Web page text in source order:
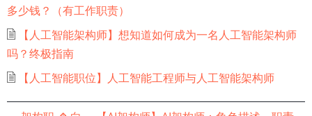
多少钱？（有工作职责）
【人工智能架构师】想知道如何成为一名人工智能架构师
吗？终极指南
【人工智能职位】人工智能工程师与人工智能架构师